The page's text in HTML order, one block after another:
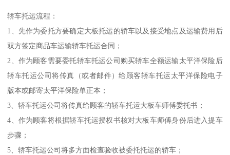
轿车托运流程：
1、先作为委托方要确定大板托运的轿车以及接受地点及运输费用后
双方签定商品车运输轿车托运合同；
2、作为顾客需要委托轿车托运公司购买轿车全额运输太平洋保险后
轿车托运公司将传真（或者邮件）给顾客轿车托运太平洋保险电子
版本或邮寄太平洋保险单正本；
3、轿车托运公司将传真给顾客的轿车托运大板车师傅委托书；
4、作为顾客将根据轿车托运授权书核对大板车师傅身份后进入提车
步骤；
5、轿车托运公司将多方面检查验收被委托托运的轿车；